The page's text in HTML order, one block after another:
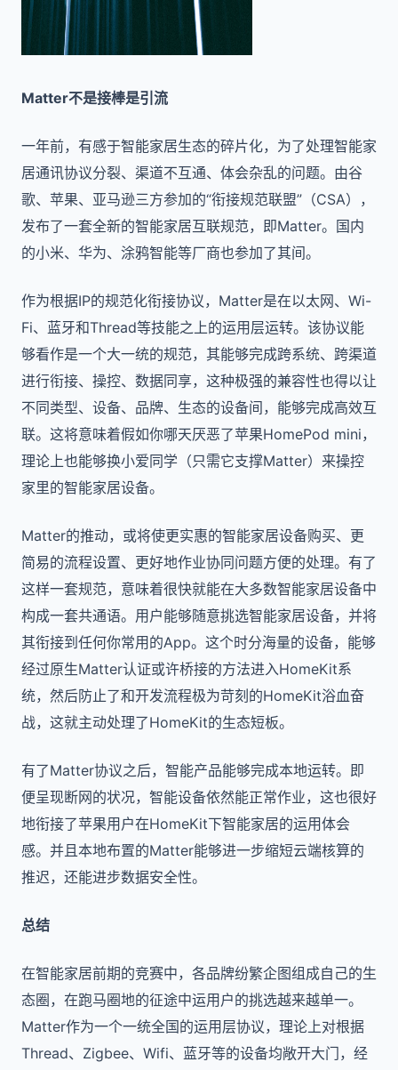
Matter不是接棒是引流
一年前，有感于智能家居生态的碎片化，为了处理智能家
居通讯协议分裂、渠道不互通、体会杂乱的问题。由谷
歌、苹果、亚马逊三方参加的“衔接规范联盟”（CSA），
发布了一套全新的智能家居互联规范，即Matter。国内
的小米、华为、涂鸦智能等厂商也参加了其间。
作为根据IP的规范化衔接协议，Matter是在以太网、Wi-
Fi、蓝牙和Thread等技能之上的运用层运转。该协议能
够看作是一个大一统的规范，其能够完成跨系统、跨渠道
进行衔接、操控、数据同享，这种极强的兼容性也得以让
不同类型、设备、品牌、生态的设备间，能够完成高效互
联。这将意味着假如你哪天厌恶了苹果HomePod mini，
理论上也能够换小爱同学（只需它支撑Matter）来操控
家里的智能家居设备。
Matter的推动，或将使更实惠的智能家居设备购买、更
简易的流程设置、更好地作业协同问题方便的处理。有了
这样一套规范，意味着很快就能在大多数智能家居设备中
构成一套共通语。用户能够随意挑选智能家居设备，并将
其衔接到任何你常用的App。这个时分海量的设备，能够
经过原生Matter认证或许桥接的方法进入HomeKit系
统，然后防止了和开发流程极为苛刻的HomeKit浴血奋
战，这就主动处理了HomeKit的生态短板。
有了Matter协议之后，智能产品能够完成本地运转。即
便呈现断网的状况，智能设备依然能正常作业，这也很好
地衔接了苹果用户在HomeKit下智能家居的运用体会
感。并且本地布置的Matter能够进一步缩短云端核算的
推迟，还能进步数据安全性。
总结
在智能家居前期的竞赛中，各品牌纷繁企图组成自己的生
态圈，在跑马圈地的征途中运用户的挑选越来越单一。
Matter作为一个一统全国的运用层协议，理论上对根据
Thread、Zigbee、Wifi、蓝牙等的设备均敞开大门，经